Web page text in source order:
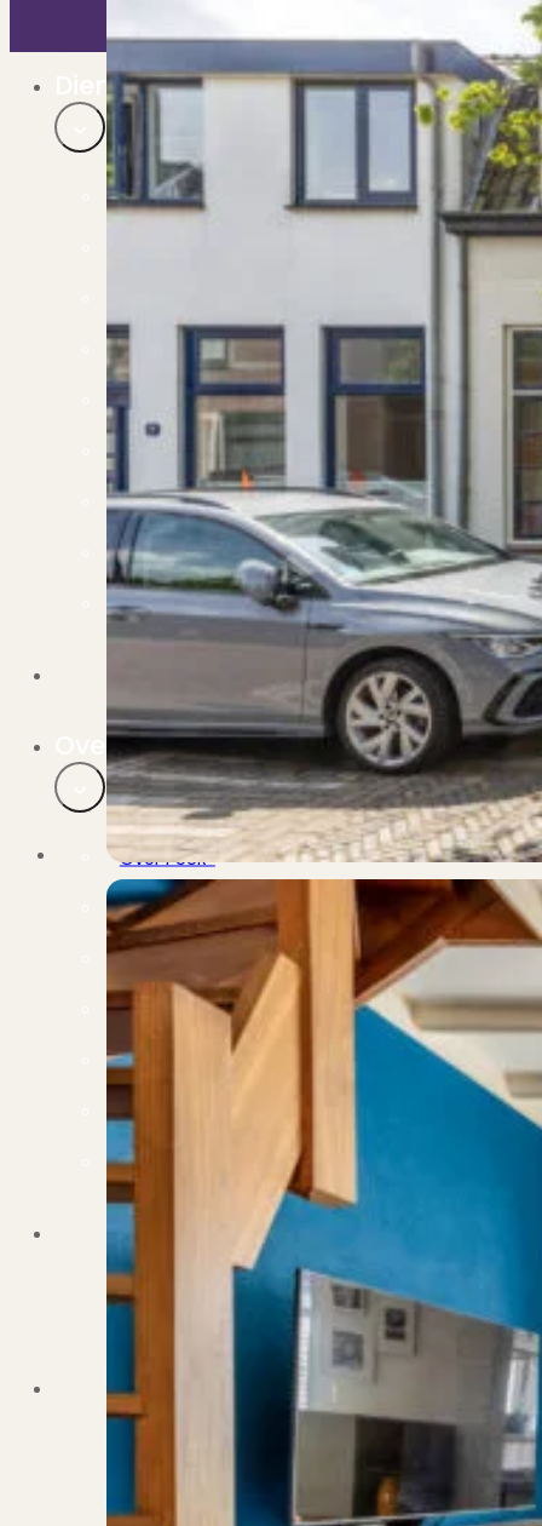
Nieuwbouw projecten
Diensten
Verkoop
Begeleiding naar een succesvolle verkoop
Voldoe aan alle wettelijke eisen
Stille Verkoop
Verkoop jouw huis discreet..
Nieuwbouw verkopen
Vraagt om specialistische kennis...
Verhuur uw woning via ons netwerk
Verhuur & Beheer
Huurwoningen én beheer op maat
Verbouwen
Wil jij jouw huis renoveren? Geen probleem!
Alle diensten
Bekijk het overzicht van alle diensten..
Over PUUR*
Over PUUR*
Wie zijn wij?
Ons team
Leer ons beter kennen..
Werken bij PUUR*
Kom jij ons team versterken?
Onze vestigingen
De kracht van 6 vestigingen!
Beoordelingen
Dit zeggen klanten over ons
Partners
Verenigingen
PUUR* is aangesloten bij...